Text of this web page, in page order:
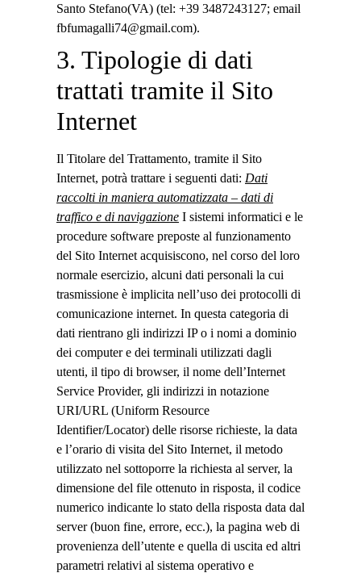
Santo Stefano(VA) (tel: +39 3487243127; email
fbfumagalli74@gmail.com).
3. Tipologie di dati
trattati tramite il Sito
Internet
Il Titolare del Trattamento, tramite il Sito
Internet, potrà trattare i seguenti dati: Dati
raccolti in maniera automatizzata – dati di
traffico e di navigazione I sistemi informatici e le
procedure software preposte al funzionamento
del Sito Internet acquisiscono, nel corso del loro
normale esercizio, alcuni dati personali la cui
trasmissione è implicita nell’uso dei protocolli di
comunicazione internet. In questa categoria di
dati rientrano gli indirizzi IP o i nomi a dominio
dei computer e dei terminali utilizzati dagli
utenti, il tipo di browser, il nome dell’Internet
Service Provider, gli indirizzi in notazione
URI/URL (Uniform Resource
Identifier/Locator) delle risorse richieste, la data
e l’orario di visita del Sito Internet, il metodo
utilizzato nel sottoporre la richiesta al server, la
dimensione del file ottenuto in risposta, il codice
numerico indicante lo stato della risposta data dal
server (buon fine, errore, ecc.), la pagina web di
provenienza dell’utente e quella di uscita ed altri
parametri relativi al sistema operativo e